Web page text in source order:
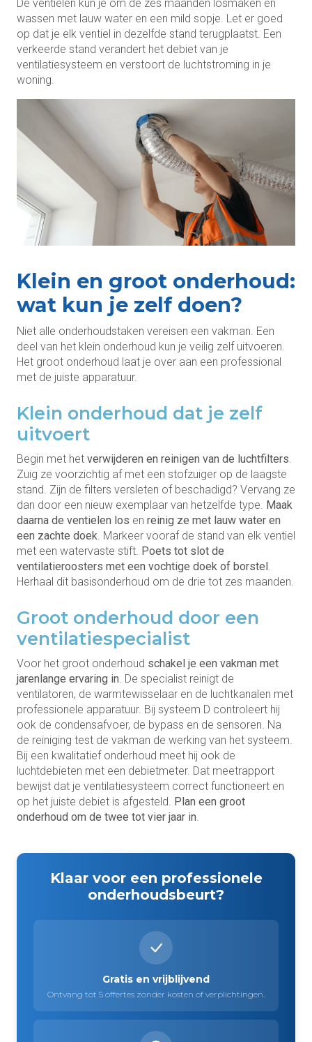
De ventielen kun je om de zes maanden losmaken en
wassen met lauw water en een mild sopje. Let er goed
op dat je elk ventiel in dezelfde stand terugplaatst. Een
verkeerde stand verandert het debiet van je
ventilatiesysteem en verstoort de luchtstroming in je
woning.
Klein en groot onderhoud:
wat kun je zelf doen?
Niet alle onderhoudstaken vereisen een vakman. Een
deel van het klein onderhoud kun je veilig zelf uitvoeren.
Het groot onderhoud laat je over aan een professional
met de juiste apparatuur.
Klein onderhoud dat je zelf
uitvoert
Begin met het verwijderen en reinigen van de luchtfilters.
Zuig ze voorzichtig af met een stofzuiger op de laagste
stand. Zijn de filters versleten of beschadigd? Vervang ze
dan door een nieuw exemplaar van hetzelfde type. Maak
daarna de ventielen los en reinig ze met lauw water en
een zachte doek. Markeer vooraf de stand van elk ventiel
met een watervaste stift. Poets tot slot de
ventilatieroosters met een vochtige doek of borstel.
Herhaal dit basisonderhoud om de drie tot zes maanden.
Groot onderhoud door een
ventilatiespecialist
Voor het groot onderhoud schakel je een vakman met
jarenlange ervaring in. De specialist reinigt de
ventilatoren, de warmtewisselaar en de luchtkanalen met
professionele apparatuur. Bij systeem D controleert hij
ook de condensafvoer, de bypass en de sensoren. Na
de reiniging test de vakman de werking van het systeem.
Bij een kwalitatief onderhoud meet hij ook de
luchtdebieten met een debietmeter. Dat meetrapport
bewijst dat je ventilatiesysteem correct functioneert en
op het juiste debiet is afgesteld. Plan een groot
onderhoud om de twee tot vier jaar in.
Klaar voor een professionele
onderhoudsbeurt?
Gratis en vrijblijvend
Ontvang tot 5 offertes zonder kosten of verplichtingen.